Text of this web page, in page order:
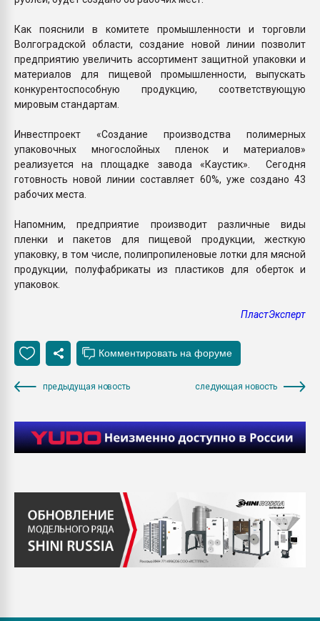
Как пояснили в комитете промышленности и торговли
Волгоградской области, создание новой линии позволит
предприятию увеличить ассортимент защитной упаковки и
материалов для пищевой промышленности, выпускать
конкурентоспособную продукцию, соответствующую
мировым стандартам.
Инвестпроект «Создание производства полимерных
упаковочных многослойных пленок и материалов»
реализуется на площадке завода «Каустик». Сегодня
готовность новой линии составляет 60%, уже создано 43
рабочих места.
Напомним, предприятие производит различные виды
пленки и пакетов для пищевой продукции, жесткую
упаковку, в том числе, полипропиленовые лотки для мясной
продукции, полуфабрикаты из пластиков для оберток и
упаковок.
ПластЭксперт
предыдущая новость следующая новость